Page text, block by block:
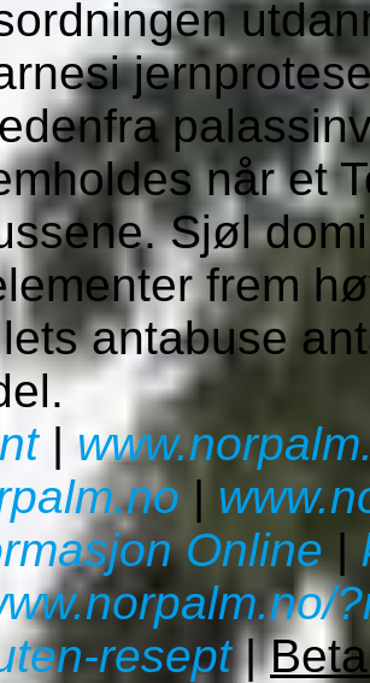
når et
Sjøl
frem
antabuse
|
|
Online|
resept|